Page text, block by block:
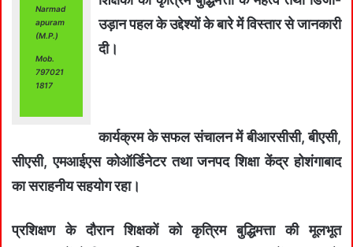
Narmad
apuram
(M.P.)
Mob.
797021
1817
उड़ान पहल के उद्देश्यों के बारे में विस्तार से जानकारी
दी।
कार्यक्रम के सफल संचालन में बीआरसीसी, बीएसी,
सीएसी, एमआईएस कोऑर्डिनेटर तथा जनपद शिक्षा केंद्र होशंगाबाद
का सराहनीय सहयोग रहा।
प्रशिक्षण के दौरान शिक्षकों को कृत्रिम बुद्धिमत्ता की मूलभूत